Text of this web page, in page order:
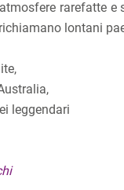
rarefatte e
lontani
leggendari